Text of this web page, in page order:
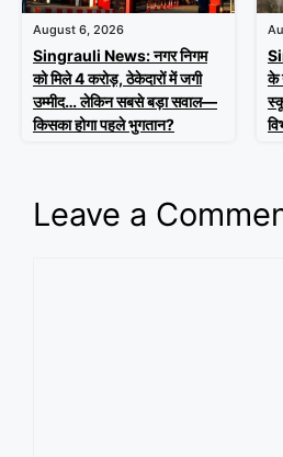
August 6, 2026
Singrauli News: नगर निगम
को मिले 4 करोड़, ठेकेदारों में जगी
उम्मीद… लेकिन सबसे बड़ा सवाल—
किसका होगा पहले भुगतान?
के
Leave a